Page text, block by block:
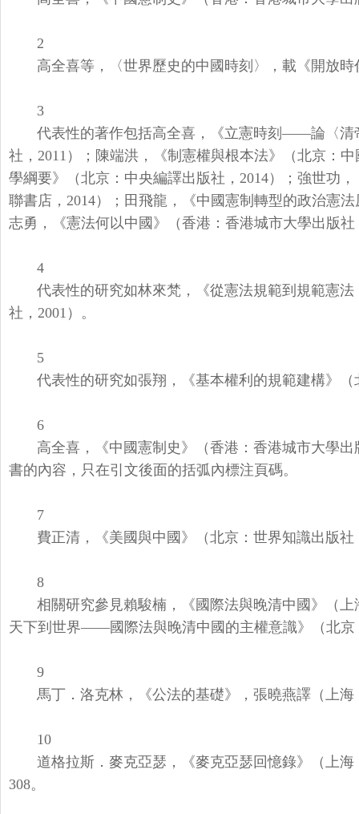
2
高全喜等，〈世界歷史的中國時刻〉，載《開放時
3
代表性的著作包括高全喜，《立憲時刻——論〈清
社，2011）；陳端洪，《制憲權與根本法》（北京：
學綱要》（北京：中央編譯出版社，2014）； 強世功，
聯書店， 2014）；田飛龍，《中國憲制轉型的政治憲
志勇，《憲法何以中國》（香港： 香港城市大學出版社
4
代表性的研究如林來梵，《從憲法規範到規範憲法
社，2001）。
5
代表性的研究如張翔，《基本權利的規範建構》（
6
高全喜，《中國憲制史》（香港：香港城市大學出
書的內容， 只在引文後面的括弧內標注頁碼。
7
費正清，《美國與中國》（北京：世界知識出版社
8
相關研究參見賴駿楠，《國際法與晚清中國》（上
天下到世界——國際法與晚清中國的主權意識》（北
9
馬丁．洛克林，《公法的基礎》，張曉燕譯（上海
10
道格拉斯．麥克亞瑟，《麥克亞瑟回憶錄》（上海
308。